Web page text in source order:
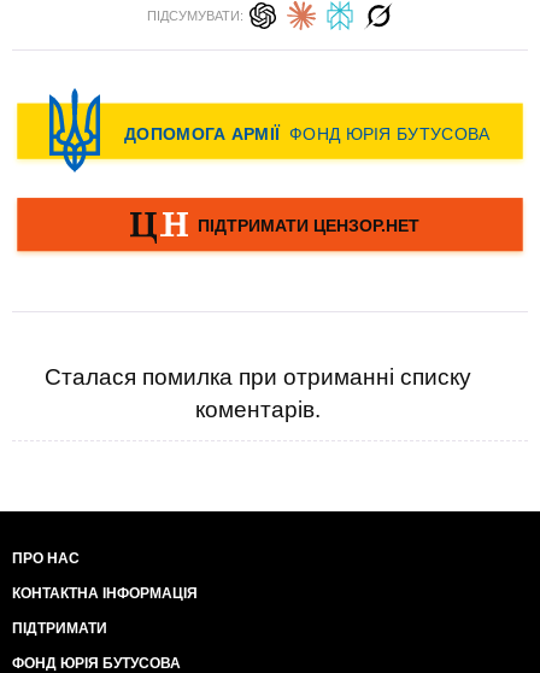
ПІДСУМУВАТИ:
Сталася помилка при отриманні списку
коментарів.
ПРО НАС
КОНТАКТНА ІНФОРМАЦІЯ
ПІДТРИМАТИ
ФОНД ЮРІЯ БУТУСОВА